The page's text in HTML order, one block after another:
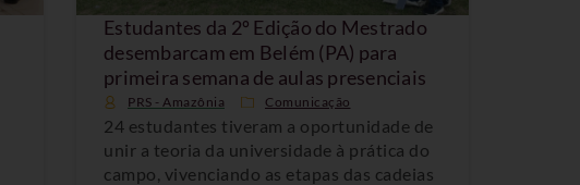
Estudantes da 2º Edição do Mestrado
desembarcam em Belém (PA) para
primeira semana de aulas presenciais
PRS - Amazônia Comunicação
24 estudantes tiveram a oportunidade de
unir a teoria da universidade à prática do
campo, vivenciando as etapas das cadeias